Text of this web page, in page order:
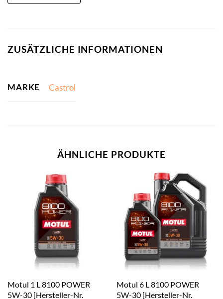
ZUSÄTZLICHE INFORMATIONEN
MARKE Castrol
ÄHNLICHE PRODUKTE
Motul 1 L 8100 POWER
5W-30 [Hersteller-Nr.
Motul 6 L 8100 POWER
5W-30 [Hersteller-Nr.